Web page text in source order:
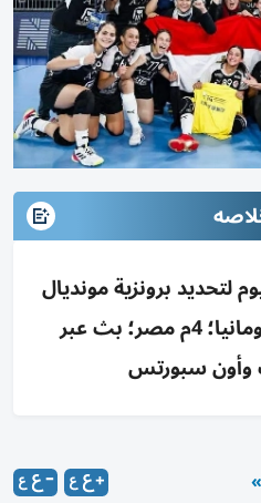
لتحديد برونزية مونديال
ناشئات اليد 2026 برومانيا؛ 4م مصر؛ بث عبر